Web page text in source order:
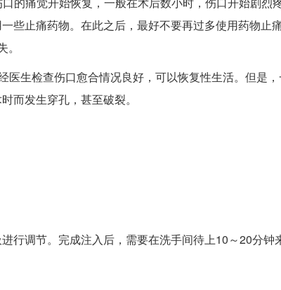
些止痛药物。在此之后，最好不要再过多使用药物止
医生检查伤口愈合情况良好，可以恢复性生活。但是
而发生穿孔，甚至破裂。
行调节。完成注入后，需要在洗手间待上10～20分钟